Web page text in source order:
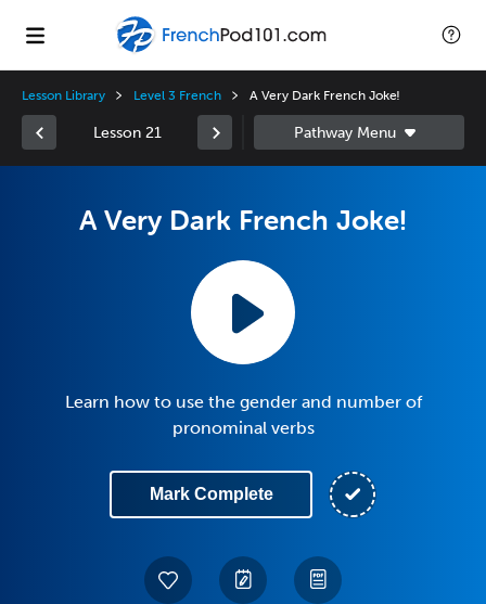
Lesson Library Level 3 French A Very Dark French Joke!
Lesson 21
A Very Dark French Joke!
Learn how to use the gender and number of
pronominal verbs
Mark Complete